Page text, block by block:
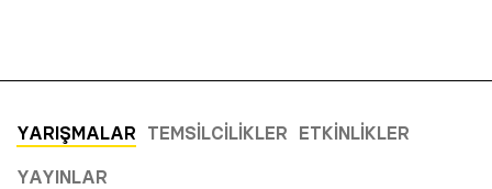
YARIŞMALAR TEMSILCILIKLER ETKINLIKLER
YAYINLAR